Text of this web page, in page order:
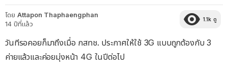
โดย Attapon Thaphaengphan
14 ปีที่แล้ว
1.1k ดู
วันทีรอคอยก็มาถึงเมื่อ กสทช. ประกาศให้ใช้ 3G แบบถูกต้องกับ 3
ค่ายแล้วและค่อยมุ่งหน้า 4G ในปีต่อไป